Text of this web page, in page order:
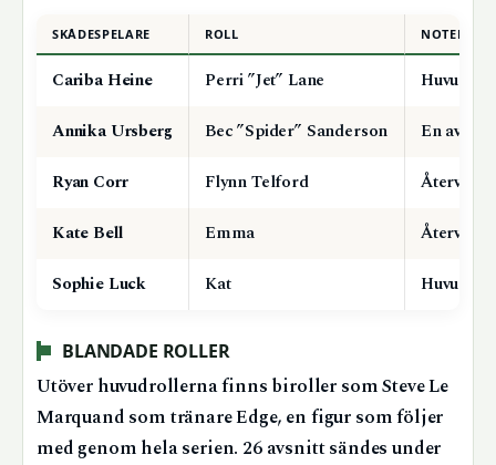
SKÅDESPELARE ROLL NOTERING
Cariba Heine Perri ”Jet” Lane
Annika Ursberg
Bec ”Spider” Sanderson
En av
Ryan Corr
Flynn Telford
Kate Bell
Emma
Sophie Luck
Kat
BLANDADE ROLLER
Utöver huvudrollerna finns biroller som Steve Le
Marquand som tränare Edge, en figur som följer
med genom hela serien. 26 avsnitt sändes under